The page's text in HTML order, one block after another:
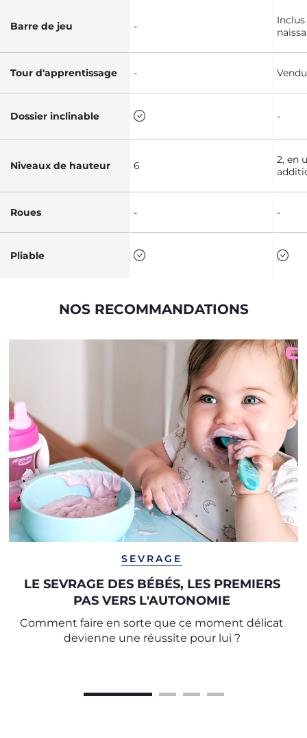
Barre de jeu -
Tour d'apprentissage -
Dossier inclinable -
Niveaux de hauteur 6
2, en
Roues - -
Pliable
NOS RECOMMANDATIONS
SEVRAGE
LE SEVRAGE DES BÉBÉS, LES PREMIERS
PAS VERS L'AUTONOMIE
Comment faire en sorte que ce moment délicat
devienne une réussite pour lui ?